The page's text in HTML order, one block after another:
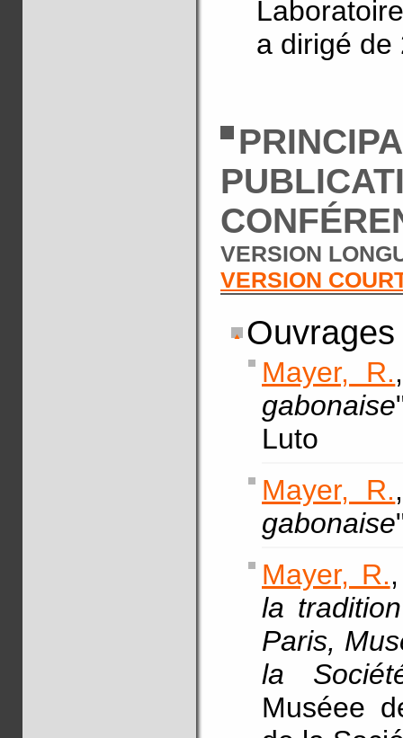
a dirigé de
VERSION
VERSION
Ouvrages
Mayer, R.
gabonaise
Luto
Mayer, R.
gabonaise
Mayer, R.
la
Paris,
la
Muséee